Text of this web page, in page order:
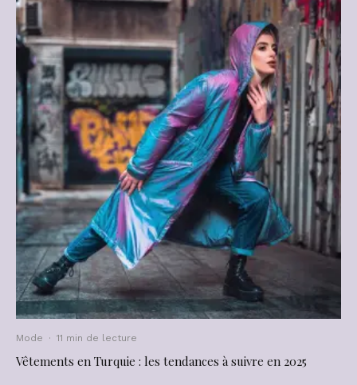
Mode · 11 min de lecture
Vêtements en Turquie : les tendances à suivre en 2025